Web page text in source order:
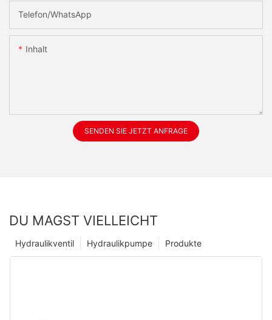
Telefon/WhatsApp
Inhalt
SENDEN SIE JETZT ANFRAGE
DU MAGST VIELLEICHT
Produkte
Hydraulikpumpe
Hydraulikventil